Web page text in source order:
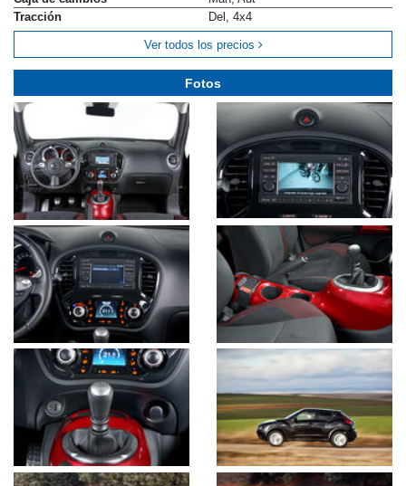
Tracción
Del, 4x4
Ver todos los precios
Fotos